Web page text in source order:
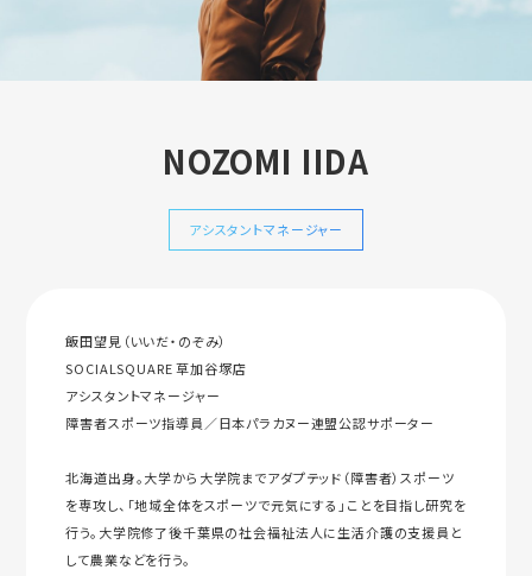
NOZOMI IIDA
アシスタントマネージャー
飯田望見（いいだ・のぞみ）
SOCIALSQUARE 草加谷塚店
アシスタントマネージャー
障害者スポーツ指導員／日本パラカヌー連盟公認サポーター
北海道出身。大学から大学院までアダプテッド（障害者）スポーツ
を専攻し、「地域全体をスポーツで元気にする」ことを目指し研究を
行う。大学院修了後千葉県の社会福祉法人に生活介護の支援員と
して農業などを行う。